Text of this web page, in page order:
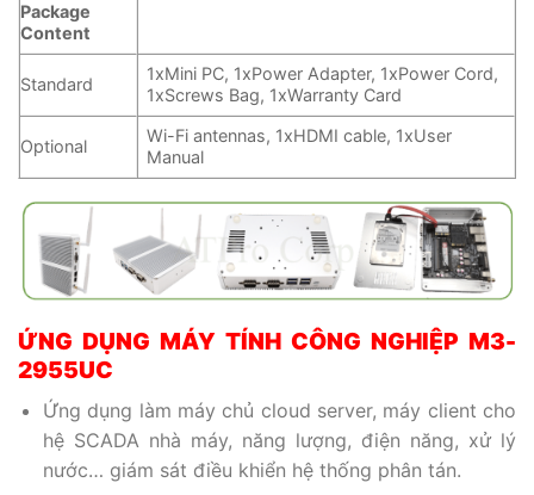
Package
Content
Standard
1xMini PC, 1xPower Adapter, 1xPower Cord,
1xScrews Bag, 1xWarranty Card
Optional
Wi-Fi antennas, 1xHDMI cable, 1xUser
Manual
ỨNG DỤNG MÁY TÍNH CÔNG NGHIỆP M3-
2955UC
Ứng dụng làm máy chủ cloud server, máy client cho
hệ SCADA nhà máy, năng lượng, điện năng, xử lý
nước… giám sát điều khiển hệ thống phân tán.